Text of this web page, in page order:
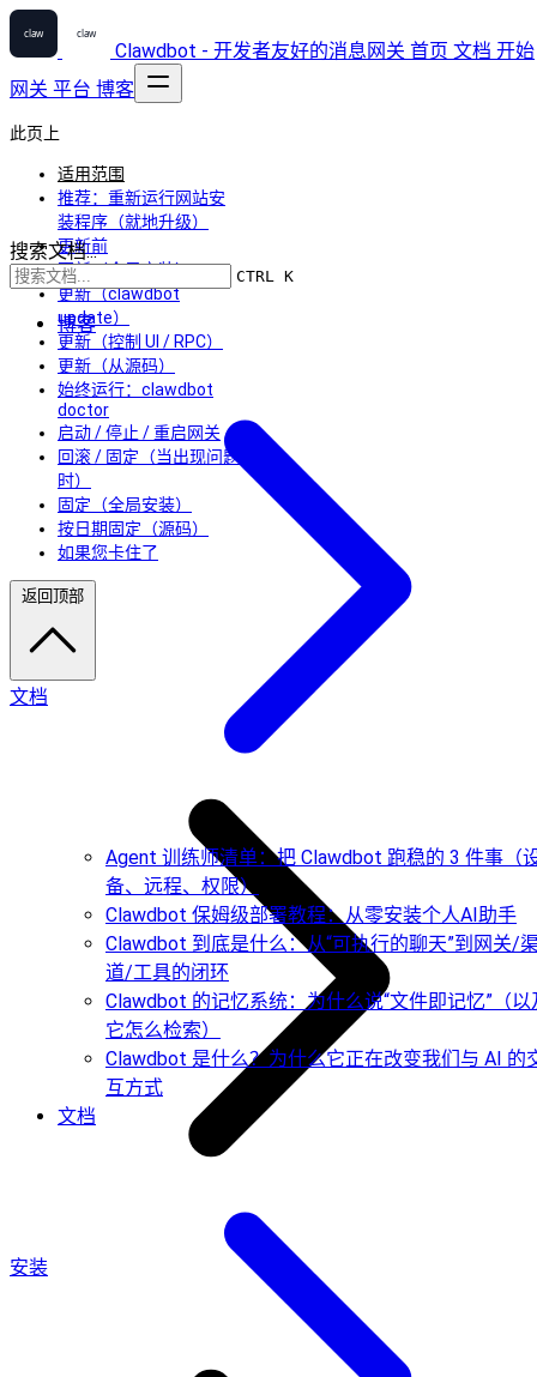
Clawdbot - 开发者友好的消息网关 首页 文档 开始
网关 平台 博客
搜索文档...
CTRL K
博客
Agent 训练师清单：把 Clawdbot 跑稳的 3 件事（
备、远程、权限）
Clawdbot 保姆级部署教程：从零安装个人AI助手
Clawdbot 到底是什么：从“可执行的聊天”到网关/
道/工具的闭环
Clawdbot 的记忆系统：为什么说“文件即记忆”（以
它怎么检索）
Clawdbot 是什么？为什么它正在改变我们与 AI 的
互方式
文档
此页上
适用范围
推荐：重新运行网站安
装程序（就地升级）
更新前
更新（全局安装）
更新（clawdbot
update）
更新（控制 UI / RPC）
更新（从源码）
始终运行：clawdbot
doctor
启动 / 停止 / 重启网关
回滚 / 固定（当出现问题
时）
固定（全局安装）
按日期固定（源码）
如果您卡住了
返回顶部
文档
安装